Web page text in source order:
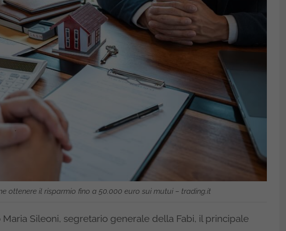
ottenere il risparmio fino a 50.000 euro sui mutui – trading.it
Sileoni, segretario generale della Fabi, il principale